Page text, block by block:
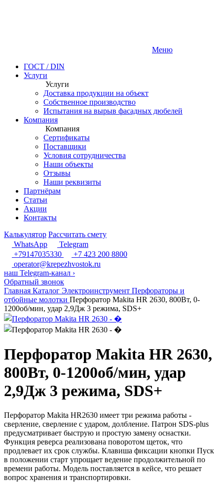
Меню
ГОСТ / DIN
Услуги
Услуги
Доставка продукции на объект
Собственное производство
Испытания на вырыв фасадных дюбелей
Компания
Компания
Сертификаты
Поставщики
Условия сотрудничества
Наши объекты
Отзывы
Наши реквизиты
Партнёрам
Статьи
Акции
Контакты
Калькулятор Рассчитать смету
WhatsApp
Telegram
+79147035330
+7 423 200 8800
operator@krepezhvostok.ru
наш Telegram-канал ›
Обратный звонок
Главная Каталог Электроинструмент Перфораторы и
отбойные молотки Перфоратор Makita HR 2630, 800Вт, 0-
1200об/мин, удар 2,9Дж 3 режима, SDS+
Перфоратор Makita HR 2630,
800Вт, 0-1200об/мин, удар
2,9Дж 3 режима, SDS+
Перфоратор Makita HR2630 имеет три режима работы -
сверление, сверление с ударом, долбление. Патрон SDS-plus
предусматривает быструю и простую замену оснастки.
Функция реверса реализована поворотом щеток, что
продлевает их срок службы. Клавиша фиксации кнопки Пуск
в положении старт упрощает ведение продолжительной по
времени работы. Модель поставляется в кейсе, что решает
вопрос хранения и транспортировки.